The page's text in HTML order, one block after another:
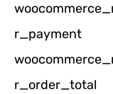
:
r_payment
r_order_total